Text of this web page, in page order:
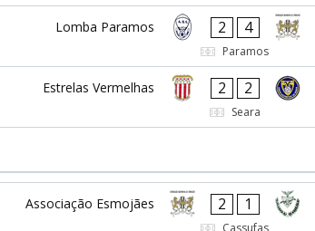
Lomba Paramos 2 4
Paramos
Estrelas Vermelhas 2 2
Seara
Associação Esmojães 2 1
Cassufas